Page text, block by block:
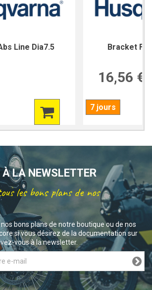
Line Dia7.5 Bracket
16,56 €
7 jours
LA NEWSLETTER
les bons plans de nos
bons plans de notre boutique ou de nos
si vous désirez de la documentation sur
vous à la newsletter.